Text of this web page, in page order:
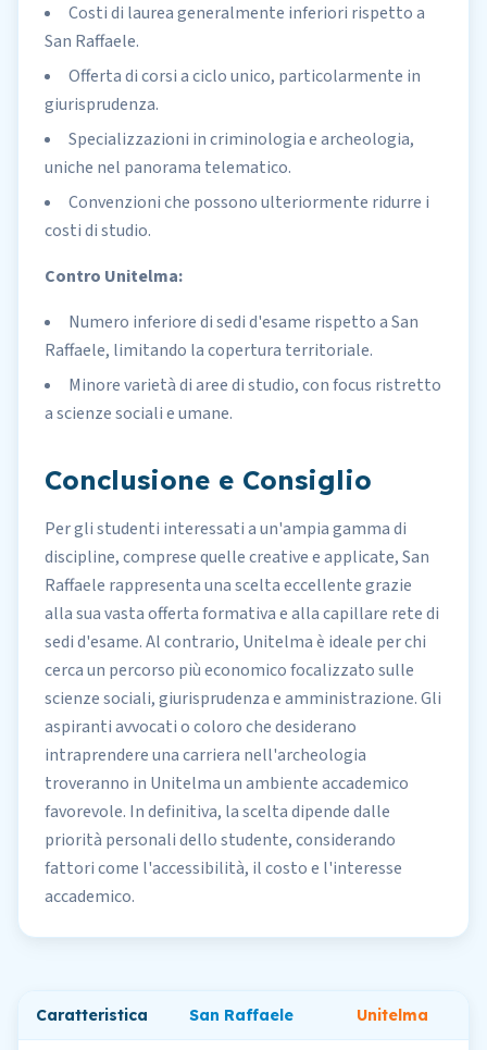
Costi di laurea generalmente inferiori rispetto a
San Raffaele.
Offerta di corsi a ciclo unico, particolarmente in
giurisprudenza.
Specializzazioni in criminologia e archeologia,
uniche nel panorama telematico.
Convenzioni che possono ulteriormente ridurre i
costi di studio.
Contro Unitelma:
Numero inferiore di sedi d'esame rispetto a San
Raffaele, limitando la copertura territoriale.
Minore varietà di aree di studio, con focus ristretto
a scienze sociali e umane.
Conclusione e Consiglio
Per gli studenti interessati a un'ampia gamma di
discipline, comprese quelle creative e applicate, San
Raffaele rappresenta una scelta eccellente grazie
alla sua vasta offerta formativa e alla capillare rete di
sedi d'esame. Al contrario, Unitelma è ideale per chi
cerca un percorso più economico focalizzato sulle
scienze sociali, giurisprudenza e amministrazione. Gli
aspiranti avvocati o coloro che desiderano
intraprendere una carriera nell'archeologia
troveranno in Unitelma un ambiente accademico
favorevole. In definitiva, la sceltadipende dalle
priorità personali dello studente, considerando
fattori come l'accessibilità, il costo e l'interesse
accademico.
Caratteristica San Raffaele Unitelma